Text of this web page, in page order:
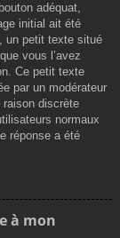
adéquat,
initial ait été
un petit texte situé
vous l’avez
Ce petit texte
par un modérateur
raison discrète
normaux
réponse a été
à mon